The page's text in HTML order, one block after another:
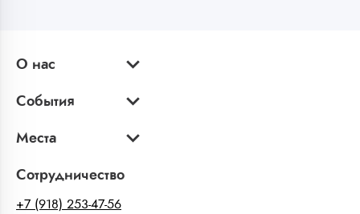
О нас
События
Места
Сотрудничество
+7 (918) 253-47-56